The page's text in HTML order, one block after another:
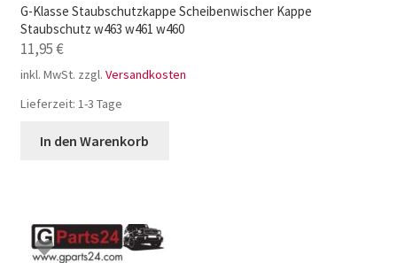
G-Klasse Staubschutzkappe Scheibenwischer Kappe
Staubschutz w463 w461 w460
11,95€
inkl. MwSt. zzgl. Versandkosten
Lieferzeit: 1-3 Tage
In den Warenkorb